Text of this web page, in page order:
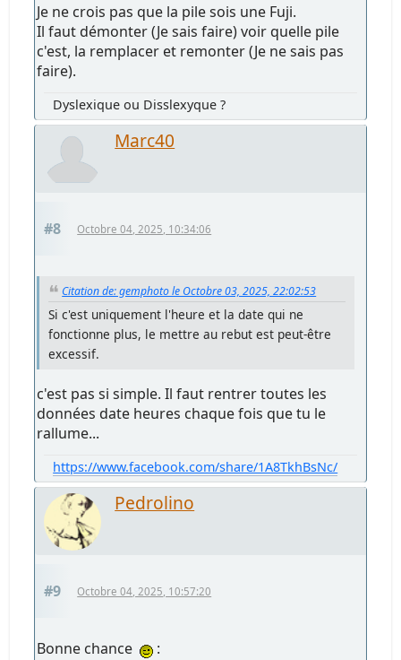
Je ne crois pas que la pile sois une Fuji.
Il faut démonter (Je sais faire) voir quelle pile
c'est, la remplacer et remonter (Je ne sais pas
faire).
Dyslexique ou Disslexyque ?
Marc40
#8 Octobre 04, 2025, 10:34:06
Citation de: gemphoto le Octobre 03, 2025, 22:02:53
Si c'est uniquement l'heure et la date qui ne
fonctionne plus, le mettre au rebut est peut-être
excessif.
c'est pas si simple. Il faut rentrer toutes les
données date heures chaque fois que tu le
rallume...
https://www.facebook.com/share/1A8TkhBsNc/
Pedrolino
#9 Octobre 04, 2025, 10:57:20
Bonne chance
: